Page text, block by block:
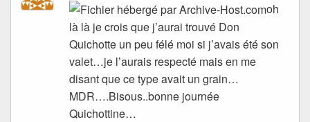
oh
là là je crois que j’aurai trouvé Don
Quichotte un peu félé moi si j’avais été son
valet…je l’aurais respecté mais en me
disant que ce type avait un grain…
MDR….Bisous..bonne journée
Quichottine…